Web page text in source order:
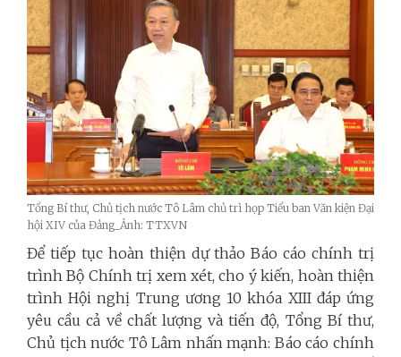
Tổng Bí thư, Chủ tịch nước Tô Lâm chủ trì họp Tiểu ban Văn kiện Đại
hội XIV của Đảng_Ảnh: TTXVN
Để tiếp tục hoàn thiện dự thảo Báo cáo chính trị
trình Bộ Chính trị xem xét, cho ý kiến, hoàn thiện
trình Hội nghị Trung ương 10 khóa XIII đáp ứng
yêu cầu cả về chất lượng và tiến độ, Tổng Bí thư,
Chủ tịch nước Tô Lâm nhấn mạnh: Báo cáo chính